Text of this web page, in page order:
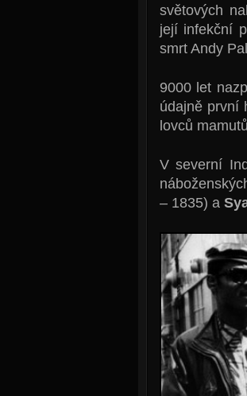
světových
její infekční
smrt Andy
9000 let
údajně první
lovců
V severní
– 1835) a